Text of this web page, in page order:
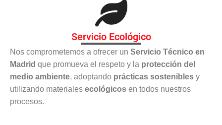
Servicio Ecológico
Nos comprometemos a ofrecer un Servicio Técnico en
Madrid que promueva el respeto y la protección del
medio ambiente, adoptando prácticas sostenibles y
utilizando materiales ecológicos en todos nuestros
procesos.